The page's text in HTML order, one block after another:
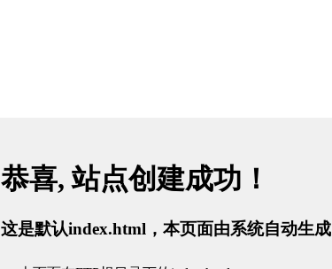
恭喜, 站点创建成功！
这是默认index.html，本页面由系统自动生成